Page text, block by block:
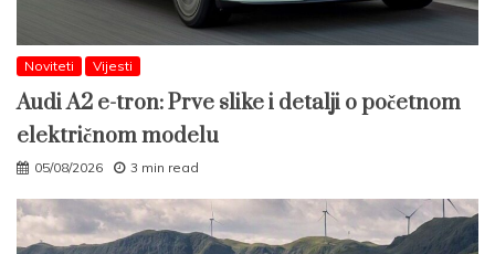
Noviteti Vijesti
Audi A2 e-tron: Prve slike i detalji o početnom
električnom modelu
05/08/2026 3 min read